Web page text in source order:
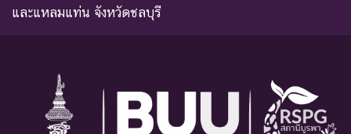
และแหลมแท่น จังหวัดชลบุรี